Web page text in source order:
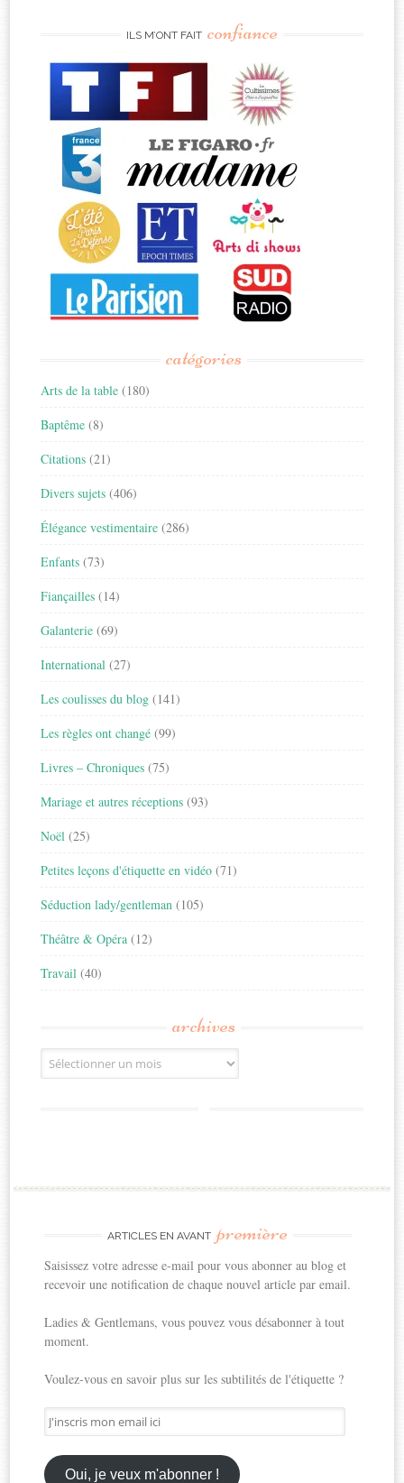
ILS M’ONT FAIT confiance
catégories
Arts de la table (180)
Baptême (8)
Citations (21)
Divers sujets (406)
Élégance vestimentaire (286)
Enfants (73)
Fiançailles (14)
Galanterie (69)
International (27)
Les coulisses du blog (141)
Les règles ont changé (99)
Livres – Chroniques (75)
Mariage et autres réceptions (93)
Noël (25)
Petites leçons d'étiquette en vidéo (71)
Séduction lady/gentleman (105)
Théâtre & Opéra (12)
Travail (40)
archives
Archives
ARTICLES EN AVANT première
Saisissez votre adresse e-mail pour vous abonner au blog et
recevoir une notification de chaque nouvel article par email.
Ladies & Gentlemans, vous pouvez vous désabonner à tout
moment.
Voulez-vous en savoir plus sur les subtilités de l'étiquette ?
J'inscris
mon
email
ici
Oui, je veux m'abonner !